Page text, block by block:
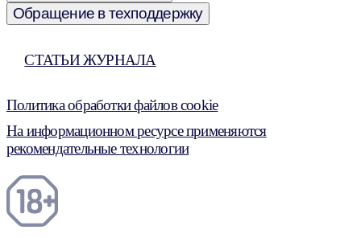
Обращение в техподдержку
СТАТЬИ ЖУРНАЛА
Политика обработки файлов cookie
На информационном ресурсе применяются
рекомендательные технологии